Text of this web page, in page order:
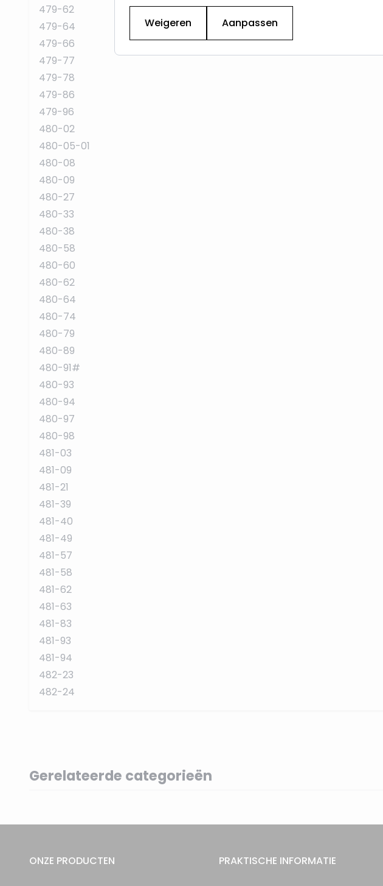
479-62
479-64
479-66
479-77
479-78
479-86
479-96
480-02
480-05-01
480-08
480-09
480-27
480-33
480-38
480-58
480-60
480-62
480-64
480-74
480-79
480-89
480-91#
480-93
480-94
480-97
480-98
481-03
481-09
481-21
481-39
481-40
481-49
481-57
481-58
481-62
481-63
481-83
481-93
481-94
482-23
482-24
Gerelateerde categorieën
ONZE PRODUCTEN PRAKTISCHE INFORMATIE
Weigeren Aanpassen